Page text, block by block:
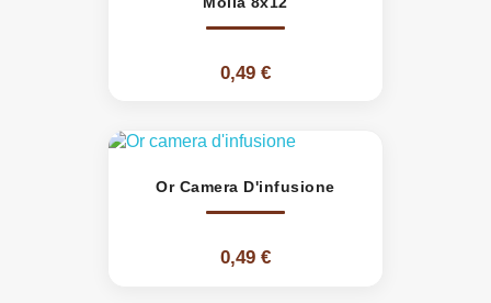
0,49 €
Or Camera D'infusione
0,49 €